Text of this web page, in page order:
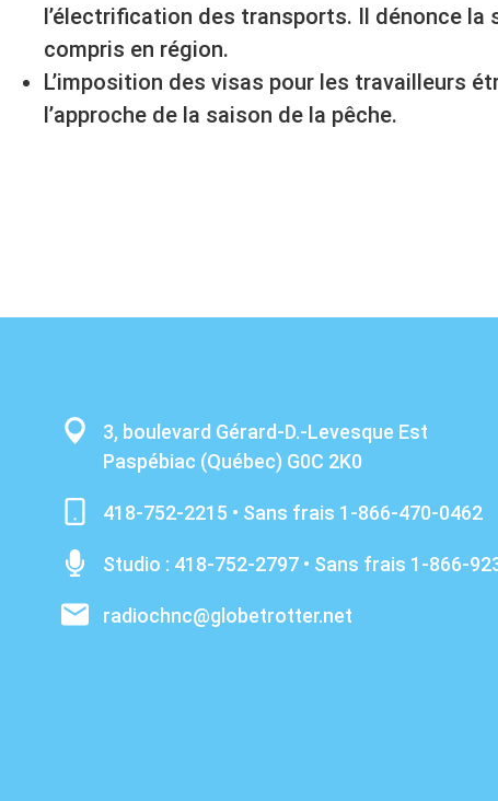
l’électrification des transports. Il dénonce la
compris en région.
L’imposition des visas pour les travailleurs
l’approche de la saison de la pêche.
3, boulevard Gérard-D.-Levesque Est
Paspébiac (Québec) G0C 2K0
418-752-2215 • Sans frais 1-866-470-0462
Studio : 418-752-2797 • Sans frais 1-866-
radiochnc@globetrotter.net